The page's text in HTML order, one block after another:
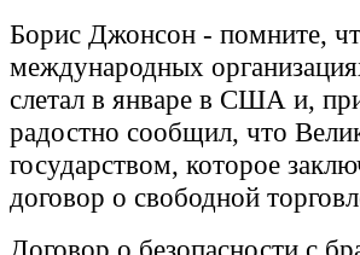
Борис Джонсон - помните,
международных
слетал в январе в США и,
радостно сообщил, что
государством, которое
договор о свободной